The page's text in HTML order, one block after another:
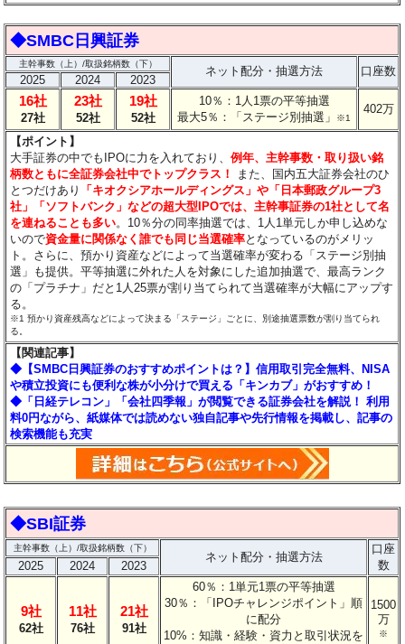
◆SMBC日興証券
主幹事数（上）/取扱銘柄数（下）
ネット配分・抽選方法 口座数
2025 2024 2023
16社
27社
23社
52社
19社
52社
10％：1人1票の平等抽選
最大5％：「ステージ別抽選」
※1
402万
【ポイント】
大手証券の中でもIPOに力を入れており、例年、主幹事数・取り扱い銘
柄数ともに全証券会社中でトップクラス！
また、国内五大証券会社のひ
とつだけあり
「キオクシアホールディングス」や「日本郵政グループ3
社」「ソフトバンク」などの超大型IPOでは、主幹事証券の1社として名
を連ねることも多い。10％分の同率抽選では、1人1単元しか申し込めな
いので資金量に関係なく誰でも同じ当選確率となっているのがメリッ
ト。さらに、預かり資産などによって当選確率が変わる「ステージ別抽
選」も提供。平等抽選に外れた人を対象にした追加抽選で、最高ランク
の「プラチナ」だと1人25票が割り当てられて当選確率が大幅にアップす
る。
※1 預かり資産残高などによって決まる「ステージ」ごとに、別途抽選票数が割り当てられ
る。
【関連記事】
◆【SMBC日興証券のおすすめポイントは？】信用取引完全無料、NISA
や積立投資にも便利な株が小分けで買える「キンカブ」がおすすめ！
◆「日経テレコン」「会社四季報」が閲覧できる証券会社を解説！ 利用
料0円ながら、紙媒体では読めない独自記事や先行情報を掲載し、記事の
検索機能も充実
◆SBI証券
主幹事数（上）/取扱銘柄数（下）
ネット配分・抽選方法
口座
数
2025 2024 2023
9社
62社
11社
76社
21社
91社
60％：1単元1票の平等抽選
30％：「IPOチャレンジポイント」順
に配分
10%：知識・経験・資力と取引状況を
1500
万
※